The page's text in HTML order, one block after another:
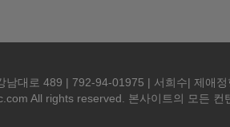
남대로 489 | 792-94-01975 | 서희수| 제애
All rights reserved. 본사이트의 모든